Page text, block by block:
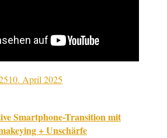
10. April 2025
Smartphone-Transition mit
+ Unschärfe